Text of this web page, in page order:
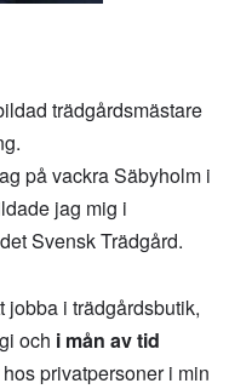
trädgårdsmästare
på vackra Säbyholm i
jag mig i
Svensk Trädgård.
jobba i trädgårdsbutik,
och i mån av tid
privatpersoner i min